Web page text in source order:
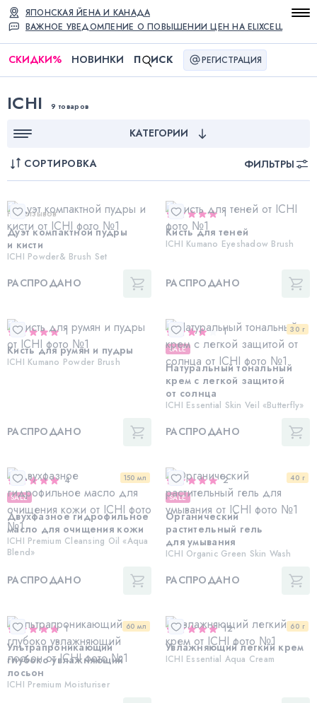
ВАЖНОЕ УВЕДОМЛЕНИЕ О ПОВЫШЕНИИ ЦЕН НА ELIXCELL
ЯПОНСКАЯ ЙЕНА И КАНАДА
СКИДКИ% НОВИНКИ П ИСК РЕГИСТРАЦИЯ
ICHI 9 товаров
КАТЕГОРИИ
СОРТИРОВКА ФИЛЬТРЫ
Нет отзывов
Дуэт компактной пудры
и кисти
ICHI Powder& Brush Set
РАСПРОДАНО
1
Кисть для теней
ICHI Kumano Eyeshadow Brush
РАСПРОДАНО
1
Кисть для румян и пудры
ICHI Kumano Powder Brush
РАСПРОДАНО
30 г
1
SALE
Натуральный тональный
крем с легкой защитой
от солнца
ICHI Essential Skin Veil «Butterfly»
РАСПРОДАНО
150 мл
4
SALE
Двухфазное гидрофильное
масло для очищения кожи
ICHI Premium Cleansing Oil «Aqua
Blend»
РАСПРОДАНО
40 г
2
SALE
Органический
растительный гель
для умывания
ICHI Organic Green Skin Wash
РАСПРОДАНО
60 мл
1
Ультрапроникающий
глубоко увлажняющий
лосьон
ICHI Premium Moisturiser
60 г
12
Увлажняющий легкий крем
ICHI Essential Aqua Cream